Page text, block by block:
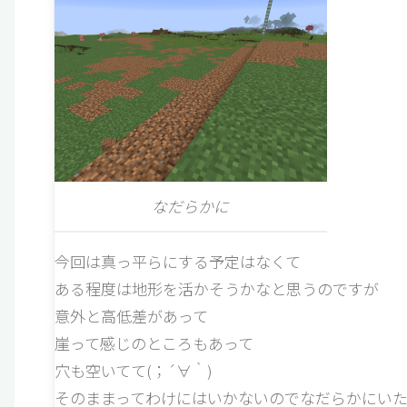
なだらかに
今回は真っ平らにする予定はなくて
ある程度は地形を活かそうかなと思うのですが
意外と高低差があって
崖って感じのところもあって
穴も空いてて(；´∀｀)
そのままってわけにはいかないのでなだらかにい